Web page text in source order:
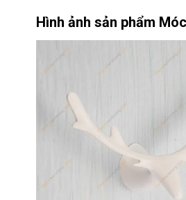
Hình ảnh sản phẩm